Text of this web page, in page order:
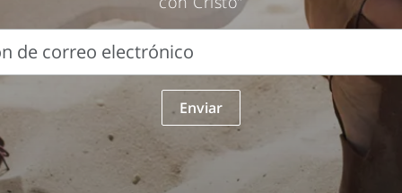
de correo electrónico
Enviar